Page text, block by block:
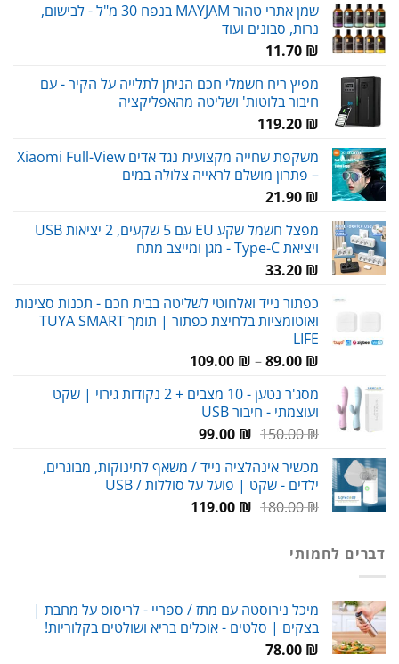
שמן אתרי טהור MAYJAM בנפח 30 מ"ל - לבישום,
נרות, סבונים ועוד
11.70 ₪
מפיץ ריח חשמלי חכם הניתן לתלייה על הקיר - עם
חיבור בלוטות' ושליטה מהאפליקציה
119.20 ₪
משקפת שחייה מקצועית נגד אדים Xiaomi Full-View
– פתרון מושלם לראייה צלולה במים
21.90 ₪
מפצל חשמל שקע EU עם 5 שקעים, 2 יציאות USB
ויציאת Type-C - מגן ומייצב מתח
33.20 ₪
כפתור נייד ואלחוטי לשליטה בבית חכם - תכנות סצינות
ואוטומציות בלחיצת כפתור | תומך TUYA SMART
LIFE
89.00 ₪
–
109.00 ₪
מסג'ר נטען - 10 מצבים + 2 נקודות גירוי | שקט
ועוצמתי - חיבור USB
150.00₪
המחיר
היה:
150.00 ₪.
99.00 ₪
המחיר
הוא:
99.00 ₪.
מכשיר אינהלציה נייד / משאף לתינוקות, מבוגרים,
ילדים - שקט | פועל על סוללות / USB
180.00₪
המחיר119.00 ₪
המחיר
דברים לחמותי
מיכל נירוסטה עם מתז / ספריי - לריסוס על מחבת |
בצקים | סלטים - אוכלים בריא ושולטים בקלוריות!
78.00 ₪